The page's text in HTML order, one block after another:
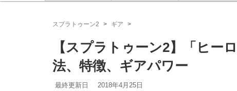
スプラトゥーン2 ギア
【スプラトゥーン2】「ヒー
法、特徴、ギアパワー
最終更新日 2018年4月25日